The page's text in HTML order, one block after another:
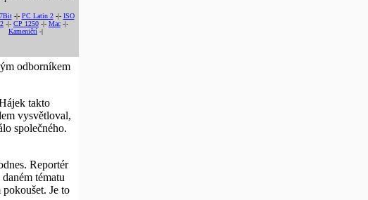
-|- PC Latin 2-|- ISO
-|- CP 1250 -|- Mac -|-
Kameničtí -|
odborníkem
takto
vysvětloval,
společného.
Reportér
tématu
Je to